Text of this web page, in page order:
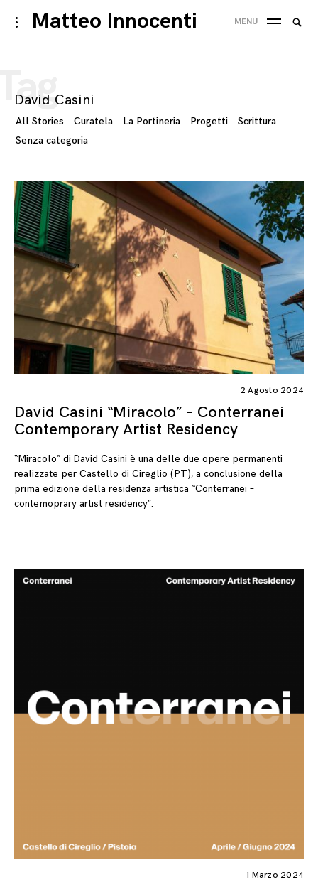
Skip
to
Matteo Innocenti
toggle
MENU
David Casini
All Stories Curatela La Portineria Progetti
Scrittura
Senza categoria
2 Agosto 2024
David Casini “Miracolo” – Conterranei
Contemporary Artist Residency
“Miracolo” di David Casini è una delle due opere permanenti
realizzate per Castello di Cireglio (PT), a conclusione della
prima edizione della residenza artistica “Conterranei –
contemoprary artist residency”.
1 Marzo 2024